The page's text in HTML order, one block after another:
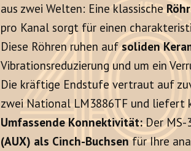
aus zwei Welten: Eine klassische
pro Kanal sorgt für einen
Diese Röhren ruhen aufsoliden
Vibrationsreduzierung und um ein
Die kräftige Endstufe vertraut auf
zwei National LM3886TF und
Umfassende Konnektivität:Der MS-
(AUX) als Cinch-Buchsenfür Ihre